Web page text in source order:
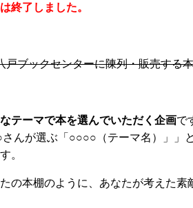
終了しました。
ブックセンターに陳列・販売する
テーマで本を選んでいただく企画で
さんが選ぶ「○○○○（テーマ名）」」
。
の本棚のように、あなたが考えた